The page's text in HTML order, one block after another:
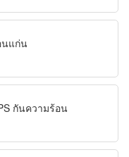
นแก่น
กันความร้อน